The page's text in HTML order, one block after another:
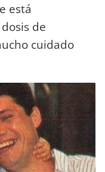
está
de
cuidado